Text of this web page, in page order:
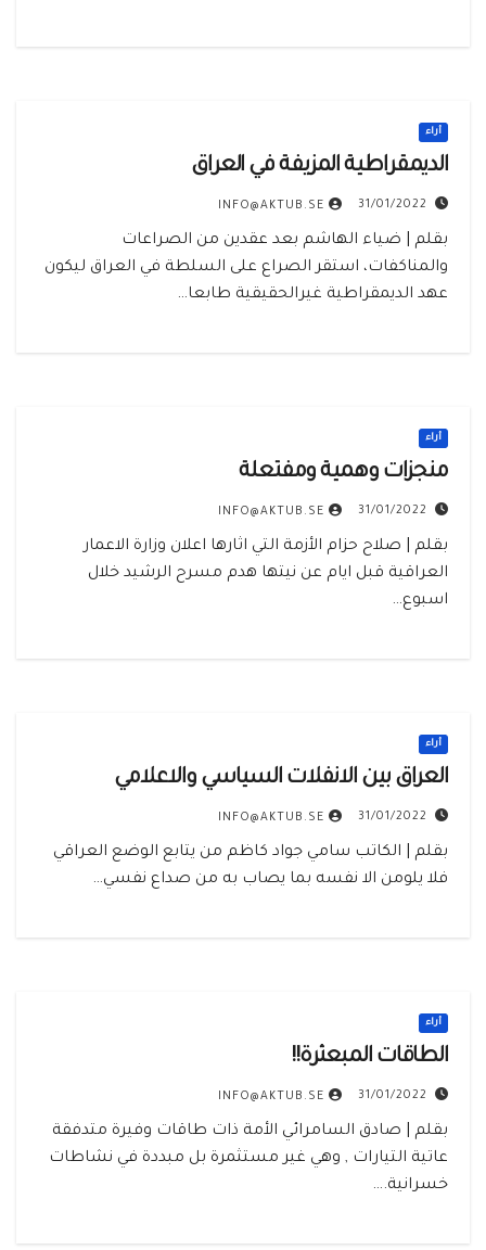
أراء
الديمقراطية المزيفة في العراق
31/01/2022
INFO@AKTUB.SE
بقلم | ضياء الهاشم بعد عقدين من الصراعات
والمناكفات، استقر الصراع على السلطة في العراق ليكون
عهد الديمقراطية غيرالحقيقية طابعا…
أراء
منجزات وهمية ومفتعلة
31/01/2022
INFO@AKTUB.SE
بقلم | صلاح حزام الأزمة التي اثارها اعلان وزارة الاعمار
العراقية قبل ايام عن نيتها هدم مسرح الرشيد خلال
اسبوع…
أراء
العراق بين الانفلات السياسي والاعلامي
31/01/2022
INFO@AKTUB.SE
بقلم | الكاتب سامي جواد كاظم من يتابع الوضع العراقي
فلا يلومن الا نفسه بما يصاب به من صداع نفسي…
أراء
الطاقات المبعثرة!!
31/01/2022
INFO@AKTUB.SE
بقلم | صادق السامرائي الأمة ذات طاقات وفيرة متدفقة
عاتية التيارات , وهي غير مستثمرة بل مبددة في نشاطات
خسرانية.…